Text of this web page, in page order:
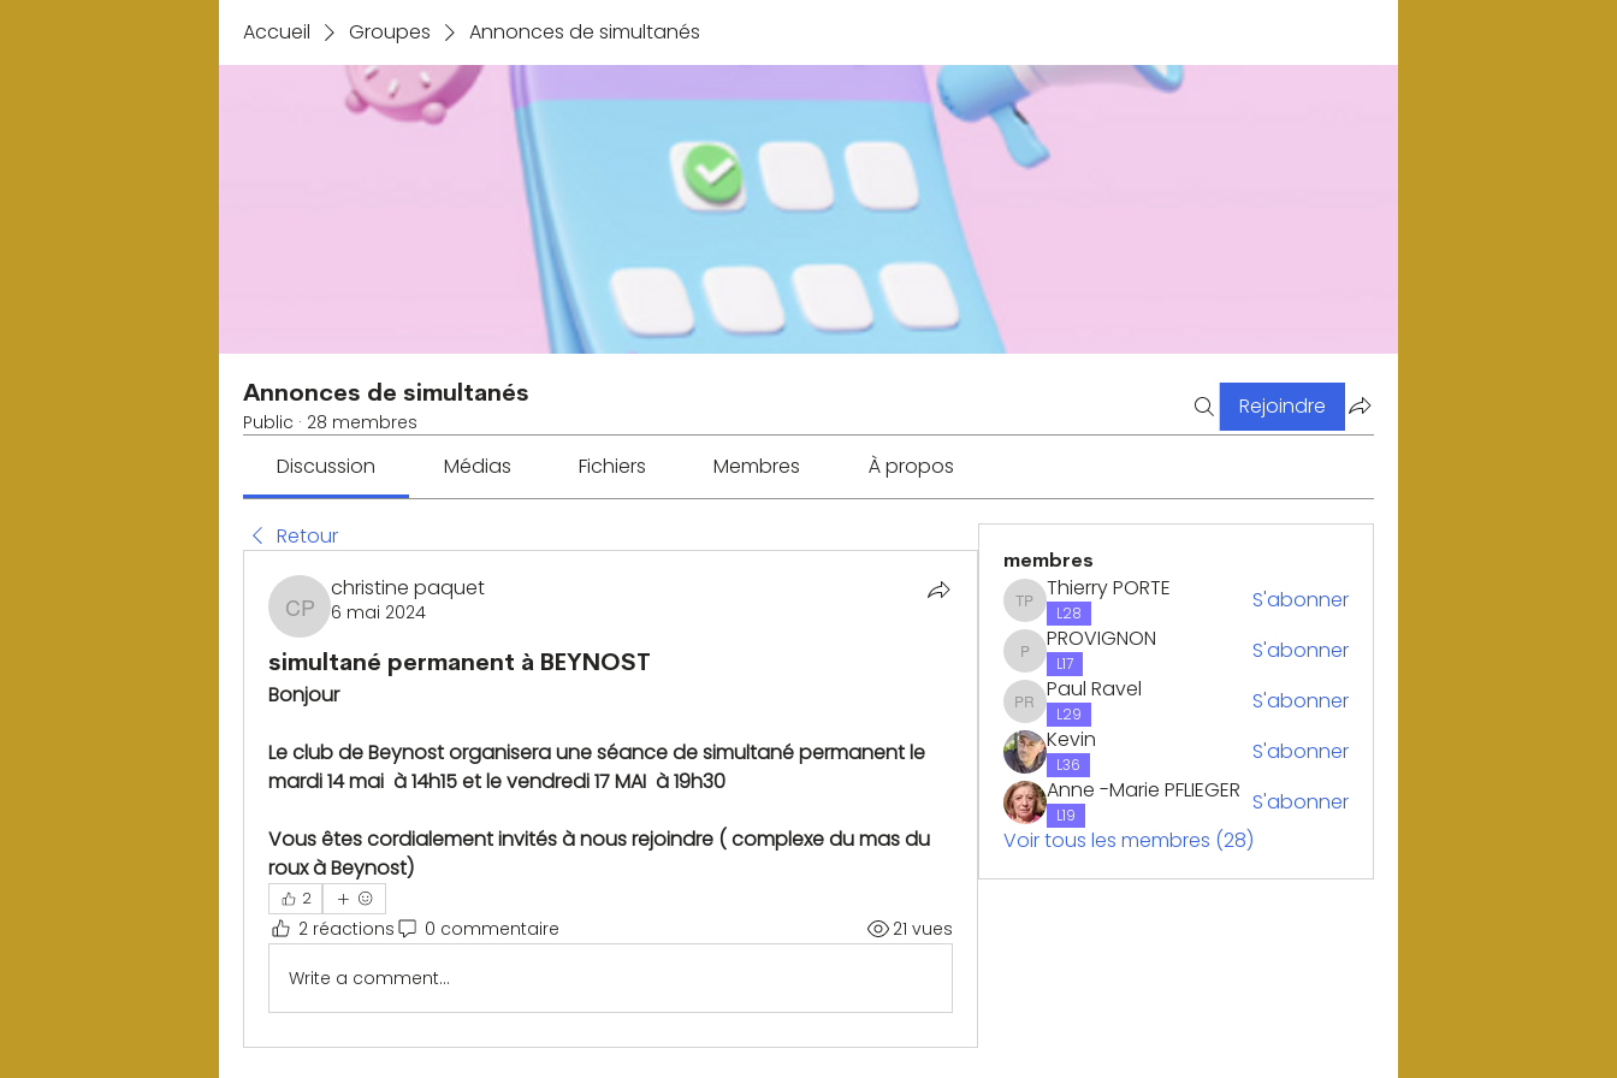
Accueil Groupes Annonces de simultanés
Annonces de simultanés
Public · 28 membres
Rejoindre
Discussion Médias Fichiers Membres À propos
Retour
christine paquet
christine paquet
6 mai 2024
simultané permanent à BEYNOST
Bonjour
Le club de Beynost organisera une séance de simultané permanent le
mardi 14 mai  à 14h15 et le vendredi 17 MAI  à 19h30
Vous êtes cordialement invités à nous rejoindre ( complexe du mas du
roux à Beynost)
2
2 réactions 0 commentaire 21 vues
Write a comment...
membres
Thierry PORTE
Thierry PORTE
L28 S'abonner
PROVIGNON
PROVIGNON
L17 S'abonner
Paul Ravel
Paul Ravel
L29
S'abonner
Kevin
L36
S'abonner
Anne -Marie PFLIEGER
L19
S'abonner
Voir tous les membres (28)